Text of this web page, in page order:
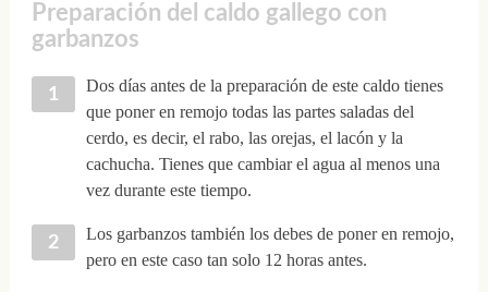
Preparación del caldo gallego con
garbanzos
Dos días antes de la preparación de este caldo tienes
que poner en remojo todas las partes saladas del
cerdo, es decir, el rabo, las orejas, el lacón y la
cachucha. Tienes que cambiar el agua al menos una
vez durante este tiempo.
Los garbanzos también los debes de poner en remojo,
pero en este caso tan solo 12 horas antes.